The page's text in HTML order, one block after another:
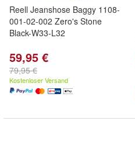
Reell Jeanshose Baggy 1108-
001-02-002 Zero's Stone
Black-W33-L32
59,95 €
79,95 €
Kostenloser Versand